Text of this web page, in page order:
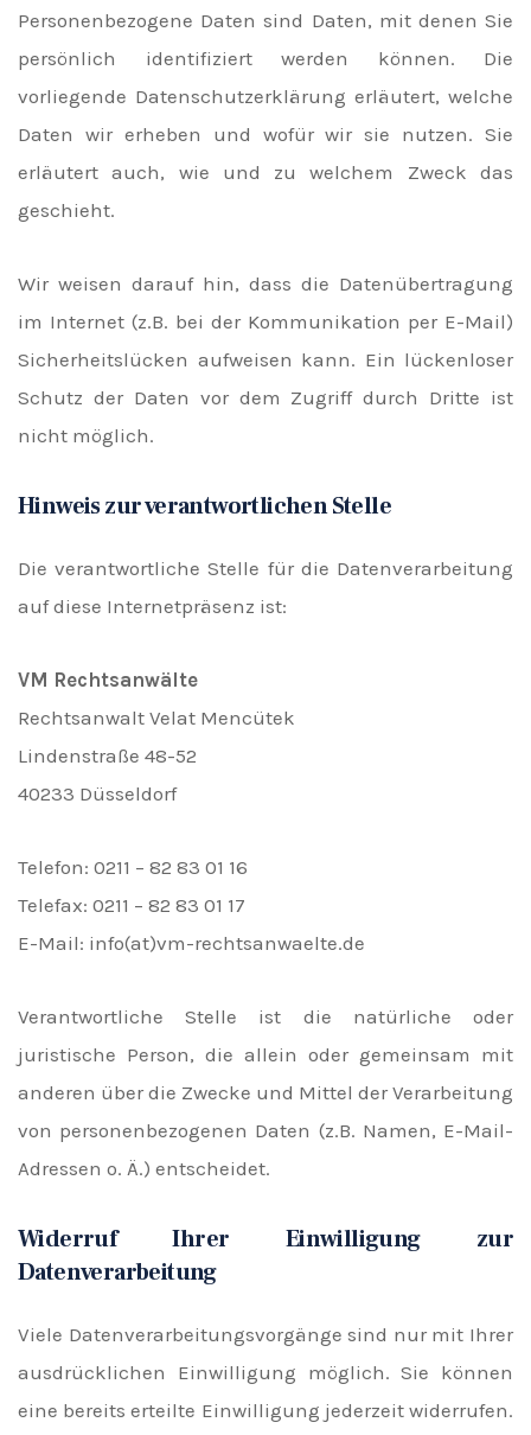
Personenbezogene Daten sind Daten, mit denen Sie
persönlich identifiziert werden können. Die
vorliegende Datenschutzerklärung erläutert, welche
Daten wir erheben und wofür wir sie nutzen. Sie
erläutert auch, wie und zu welchem Zweck das
geschieht.
Wir weisen darauf hin, dass die Datenübertragung
im Internet (z.B. bei der Kommunikation per E-Mail)
Sicherheitslücken aufweisen kann. Ein lückenloser
Schutz der Daten vor dem Zugriff durch Dritte ist
nicht möglich.
Hinweis zur verantwortlichen Stelle
Die verantwortliche Stelle für die Datenverarbeitung
auf diese Internetpräsenz ist:
VM Rechtsanwälte
Rechtsanwalt Velat Mencütek
Lindenstraße 48-52
40233 Düsseldorf
Telefon: 0211 – 82 83 01 16
Telefax: 0211 – 82 83 01 17
E-Mail: info(at)vm-rechtsanwaelte.de
Verantwortliche Stelle ist die natürliche oder
juristische Person, die allein oder gemeinsam mit
anderen über die Zwecke und Mittel der Verarbeitung
von personenbezogenen Daten (z.B. Namen, E-Mail-
Adressen o. Ä.) entscheidet.
Widerruf Ihrer Einwilligung zur
Datenverarbeitung
Viele Datenverarbeitungsvorgänge sind nur mit Ihrer
ausdrücklichen Einwilligung möglich. Sie können
eine bereits erteilte Einwilligung jederzeit widerrufen.